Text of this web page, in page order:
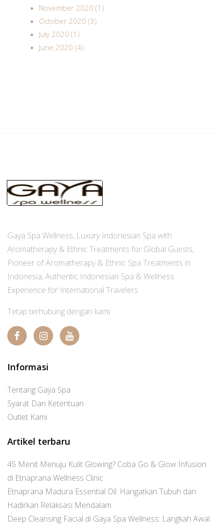
November 2020 (1)
October 2020 (3)
July 2020 (1)
June 2020 (4)
Gaya Spa Wellness, Luxury Indonesian Spa with
Aromatherapy & Ethnic Treatments for Global Guests,
Pioneer of Aromatherapy & Ethnic Spa Treatments in
Indonesia, Authentic Indonesian Spa & Wellness
Experience for International Travelers
Tetap terhubung dengan kami:
Informasi
Tentang Gaya Spa
Syarat Dan Ketentuan
Outlet Kami
Artikel terbaru
45 Menit Menuju Kulit Glowing? Coba Go & Glow Infusion
di Etnaprana Wellness Clinic
Etnaprana Madura Essential Oil: Hangatkan Tubuh dan
Hadirkan Relaksasi Mendalam
Deep Cleansing Facial di Gaya Spa Wellness: Langkah Awal